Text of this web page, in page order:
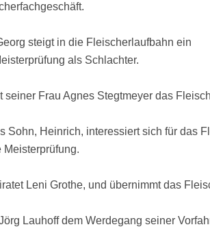
steigt in die Fleischerlaufbahn ein
als Schlachter.
seiner Frau Agnes Stegtmeyer das
Sohn, Heinrich, interessiert sich für das
Leni Grothe, und übernimmt das
Lauhoff dem Werdegang seiner